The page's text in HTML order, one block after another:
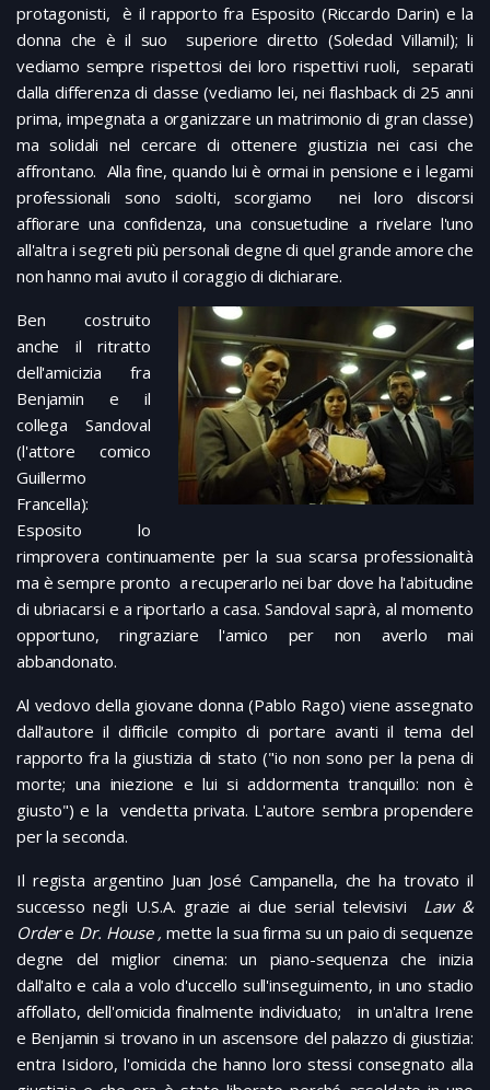
protagonisti, è il rapporto fra Esposito (Riccardo Darin) e la
donna che è il suo superiore diretto (Soledad Villamil); li
vediamo sempre rispettosi dei loro rispettivi ruoli, separati
dalla differenza di classe (vediamo lei, nei flashback di 25 anni
prima, impegnata a organizzare un matrimonio di gran classe)
ma solidali nel cercare di ottenere giustizia nei casi che
affrontano. Alla fine, quando lui è ormai in pensione e i legami
professionali sono sciolti, scorgiamo nei loro discorsi
affiorare una confidenza, una consuetudine a rivelare l'uno
all'altra i segreti più personali degne di quel grande amore che
non hanno mai avuto il coraggio di dichiarare.
Ben costruito
anche il ritratto
dell'amicizia fra
Benjamin e il
collega Sandoval
(l'attore comico
Guillermo
Francella):
Esposito lo
rimprovera continuamente per la sua scarsa professionalità
ma è sempre pronto a recuperarlo nei bar dove ha l'abitudine
di ubriacarsi e a riportarlo a casa. Sandoval saprà, al momento
opportuno, ringraziare l'amico per non averlo mai
abbandonato.
Al vedovo della giovane donna (Pablo Rago) viene assegnato
dall'autore il difficile compito di portare avanti il tema del
rapporto fra la giustizia di stato ("io non sono per la pena di
morte; una iniezione e lui si addormenta tranquillo: non è
giusto") e la vendetta privata. L'autore sembra propendere
per la seconda.
Il regista argentino Juan José Campanella, che ha trovato il
successo negli U.S.A. grazie ai due serial televisivi Law &
Ordere Dr. House , mette la sua firma su un paio di sequenze
degne del miglior cinema: un piano-sequenza che inizia
dall'alto e cala a volo d'uccello sull'inseguimento, in uno stadio
affollato, dell'omicida finalmente individuato; in un'altra Irene
e Benjamin si trovano in un ascensore del palazzo di giustizia:
entra Isidoro, l'omicida che hanno loro stessi consegnato alla